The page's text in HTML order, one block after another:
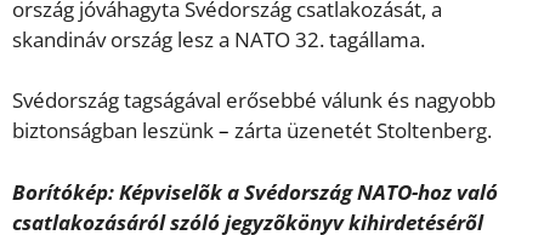
ország jóváhagyta Svédország csatlakozását, a
skandináv ország lesz a NATO 32. tagállama.
Svédország tagságával erősebbé válunk és nagyobb
biztonságban leszünk– zárta üzenetét Stoltenberg.
Borítókép: Képviselõk a Svédország NATO-hoz való
csatlakozásáról szóló jegyzõkönyv kihirdetésérõl